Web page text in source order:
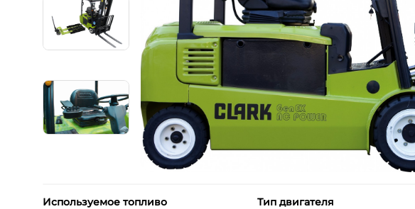
Используемое топливо
Тип двигателя